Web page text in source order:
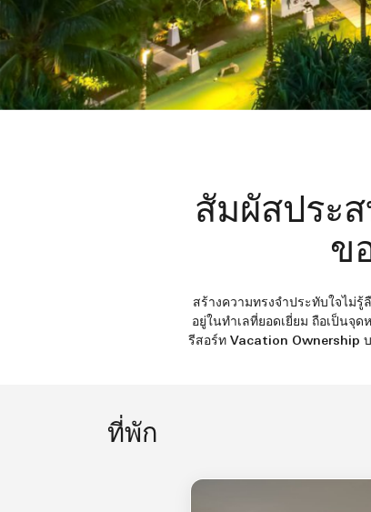
สัมผัสประ
ข
สร้างความทรงจำประทับใจไม่
อยู่ในทำเลที่ยอดเยี่ยม ถือเป็นจุ
รีสอร์ท Vacation Ownership
ที่พัก